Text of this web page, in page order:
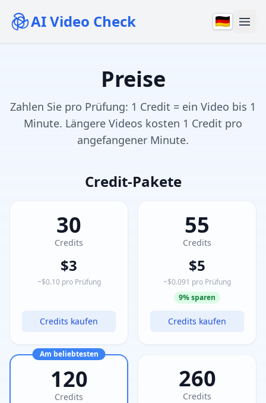
AI Video Check
Preise
Zahlen Sie pro Prüfung: 1 Credit = ein Video bis 1
Minute. Längere Videos kosten 1 Credit pro
angefangener Minute.
Credit-Pakete
30
Credits
$3
~$0.10 pro Prüfung
Credits kaufen
55
Credits
$5
~$0.091 pro Prüfung
9% sparen
Credits kaufen
Am beliebtesten
120
Credits
260
Credits